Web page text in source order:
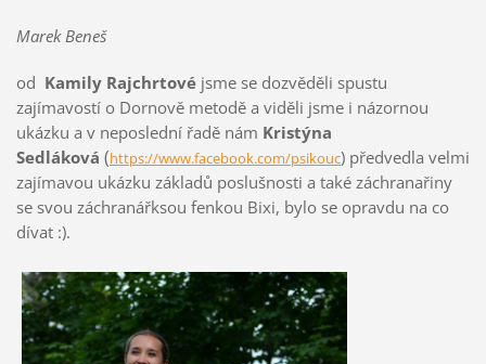
Marek Beneš
od Kamily Rajchrtovéjsme se dozvěděli spustu
zajímavostí o Dornově metodě a viděli jsme i názornou
ukázku a v neposlední řadě nám Kristýna
Sedláková (https://www.facebook.com/psikouc) předvedla velmi
zajímavou ukázku základů poslušnosti a také záchranařiny
se svou záchranářksou fenkou Bixi, bylo se opravdu na co
dívat :).